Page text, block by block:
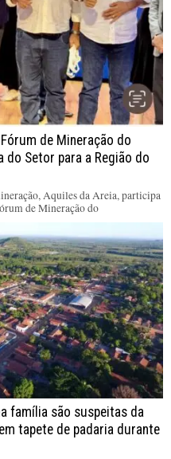
de Mineração do
do Setor para a Região do
Aquiles da Areia, participa
de Mineração do
família são suspeitas da
tapete de padaria durante